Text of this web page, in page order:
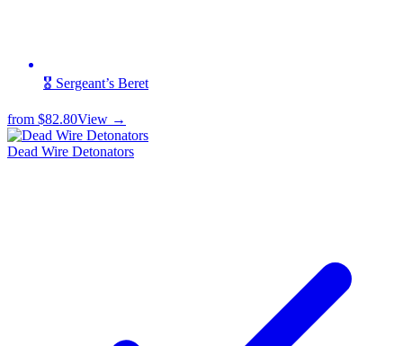
🎖️ Sergeant’s Beret
from $82.80View →
Dead Wire Detonators